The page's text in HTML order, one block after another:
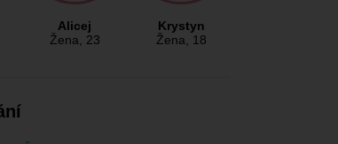
Alicej
Žena, 23
Krystyn
Žena, 18